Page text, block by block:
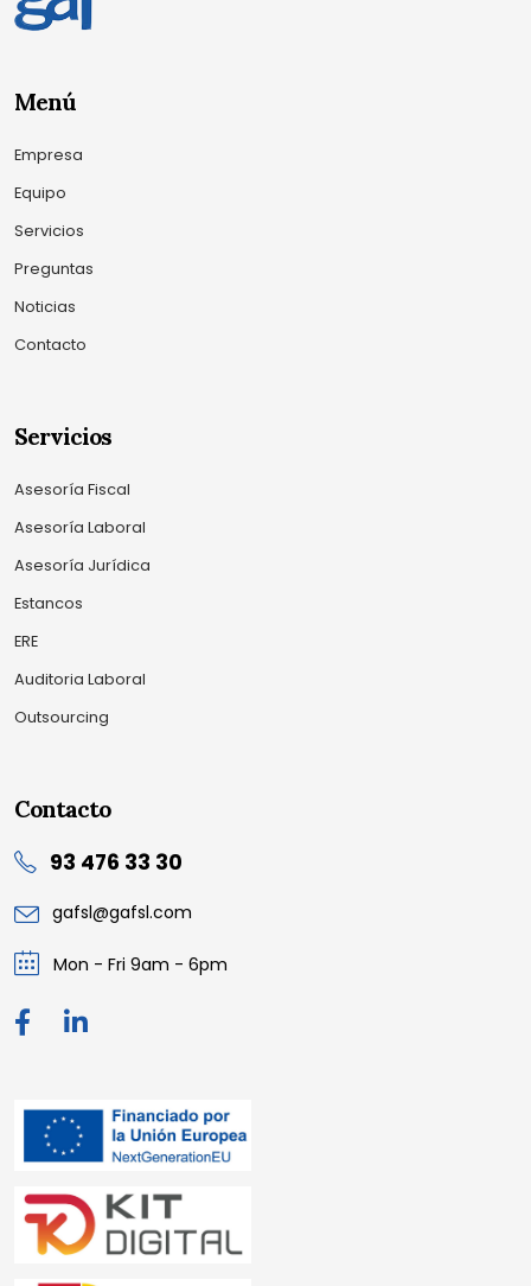
Menú
Empresa
Equipo
Servicios
Preguntas
Noticias
Contacto
Servicios
Asesoría Fiscal
Asesoría Laboral
Asesoría Jurídica
Estancos
ERE
Auditoria Laboral
Outsourcing
Contacto
93 476 33 30
gafsl@gafsl.com
Mon - Fri 9am - 6pm